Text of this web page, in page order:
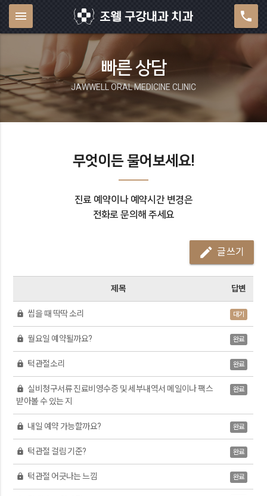
menu phone
빠른 상담
JAWWELL ORAL MEDICINE CLINIC
무엇이든 물어보세요!
진료 예약이나 예약시간 변경은
전화로 문의해 주세요
mode_edit 글쓰기
제목 답변
lock 씹을 때 딱딱 소리 대기
lock 월요일 예약될까요? 완료
lock 턱관절소리 완료
lock 실비청구서류 진료비영수증 및 세부내역서 메일이나 팩스
받아볼 수 있는 지
완료
lock 내일 예약 가능할까요? 완료
lock 턱관절 걸림 기준? 완료
lock 턱관절 어긋나는 느낌 완료